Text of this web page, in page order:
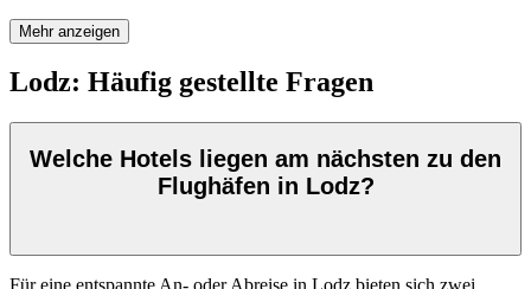
Mehr anzeigen
Lodz: Häufig gestellte Fragen
Welche Hotels liegen am nächsten zu den
Flughäfen in Lodz?
Für eine entspannte An- oder Abreise in Lodz bieten sich zwei